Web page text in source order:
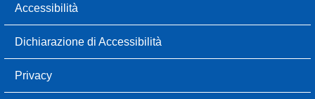
Accessibilità
Dichiarazione di Accessibilità
Privacy